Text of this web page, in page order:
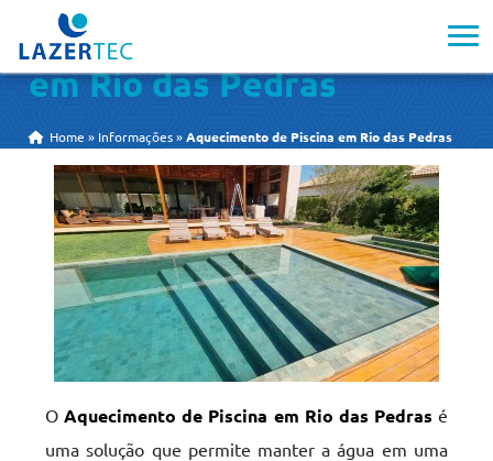
Aquecimento de Piscina
em Rio das Pedras
Home » Informações »Aquecimento de Piscina em Rio das Pedras
OAquecimento de Piscina em Rio das Pedras é
uma solução que permite manter a água em uma